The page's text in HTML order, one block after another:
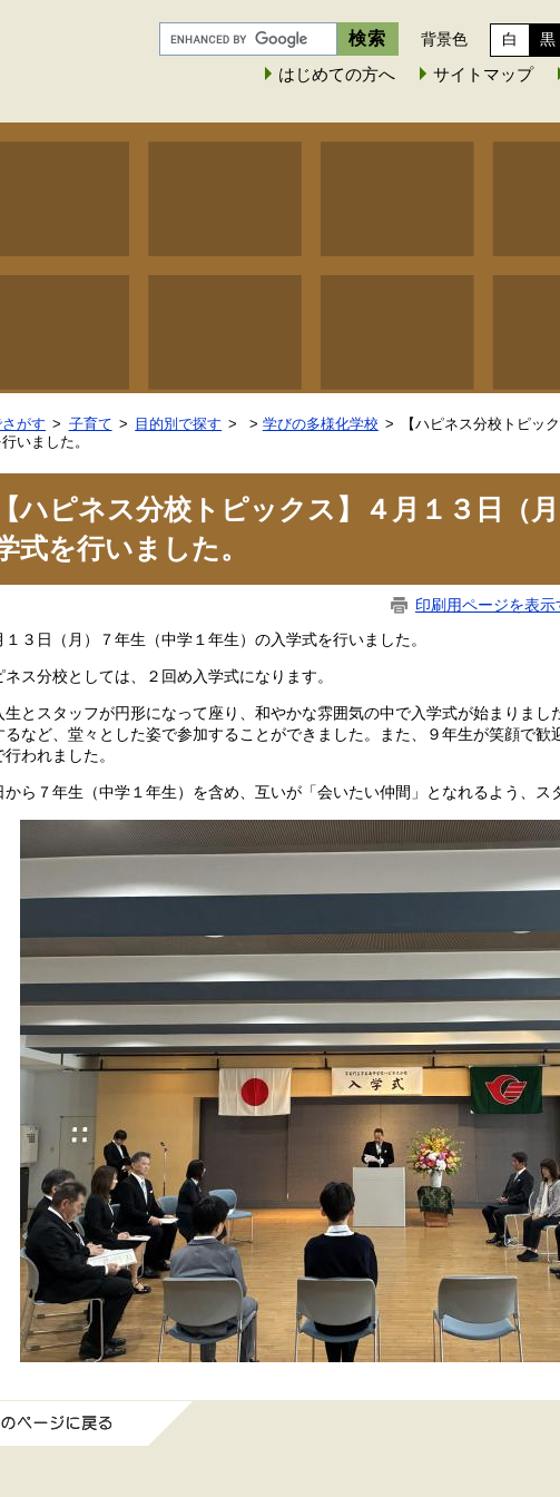
背景色 白 黒
はじめての方へ サイトマップ
がす 子育て 目的別で探す > 学びの多様化学校
【ハピネス分校トピッ
いました。
【ハピネス分校トピックス】４月１３日（
式を行いました。
印刷用ページを表示
３日（月）７年生（中学１年生）の入学式を行いました。
ス分校としては、２回め入学式になります。
とスタッフが円形になって座り、和やかな雰囲気の中で入学式が始まりまし
るなど、堂々とした姿で参加することができました。また、９年生が笑顔で歓
われました。
ら７年生（中学１年生）を含め、互いが「会いたい仲間」となれるよう、ス